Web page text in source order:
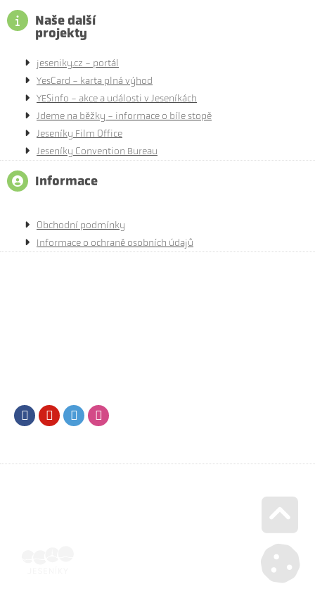
Naše další
projekty
jeseniky.cz - portál
YesCard - karta plná výhod
YESinfo - akce a události v Jeseníkách
Jdeme na běžky - informace o bíle stopě
Jeseníky Film Office
Jeseníky Convention Bureau
Informace
Obchodní podmínky
Informace o ochraně osobních údajů
FacebookYoutubeTwitter
Go